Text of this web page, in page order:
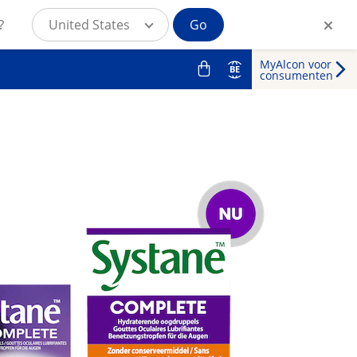
BE MyAlcon voor
consumenten
United States Go